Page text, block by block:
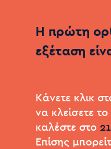
Η πρώτη
εξέταση
Kάνετε κλικ
να κλείσετε
καλέστε στo
Επίσης